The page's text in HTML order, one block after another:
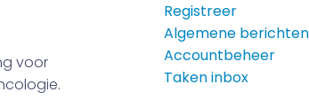
voor
Registreer
Algemene berichten
Accountbeheer
Taken inbox